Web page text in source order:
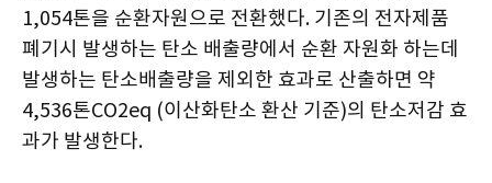
1,054톤을 순환자원으로 전환했다. 기존의 전자제품
폐기시 발생하는 탄소 배출량에서 순환 자원화 하는데
발생하는 탄소배출량을 제외한 효과로 산출하면 약
4,536톤CO2eq (이산화탄소 환산 기준)의 탄소저감 효
과가 발생한다.